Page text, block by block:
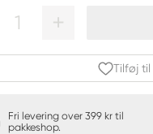
1
Tilføj til
Fri levering over 399 kr til
pakkeshop.